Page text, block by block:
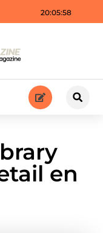
20:06:00
en